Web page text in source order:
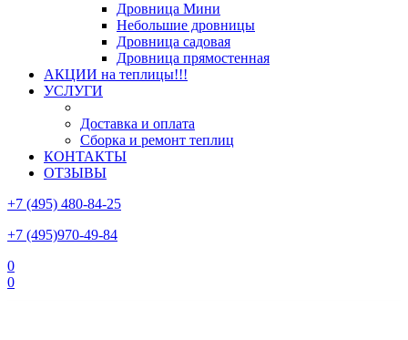
Дровница Мини
Небольшие дровницы
Дровница садовая
Дровница прямостенная
АКЦИИ на теплицы!!!
УСЛУГИ
Доставка и оплата
Сборка и ремонт теплиц
КОНТАКТЫ
ОТЗЫВЫ
+7 (495) 480-84-25
+7 (495)970-49-84
0
0